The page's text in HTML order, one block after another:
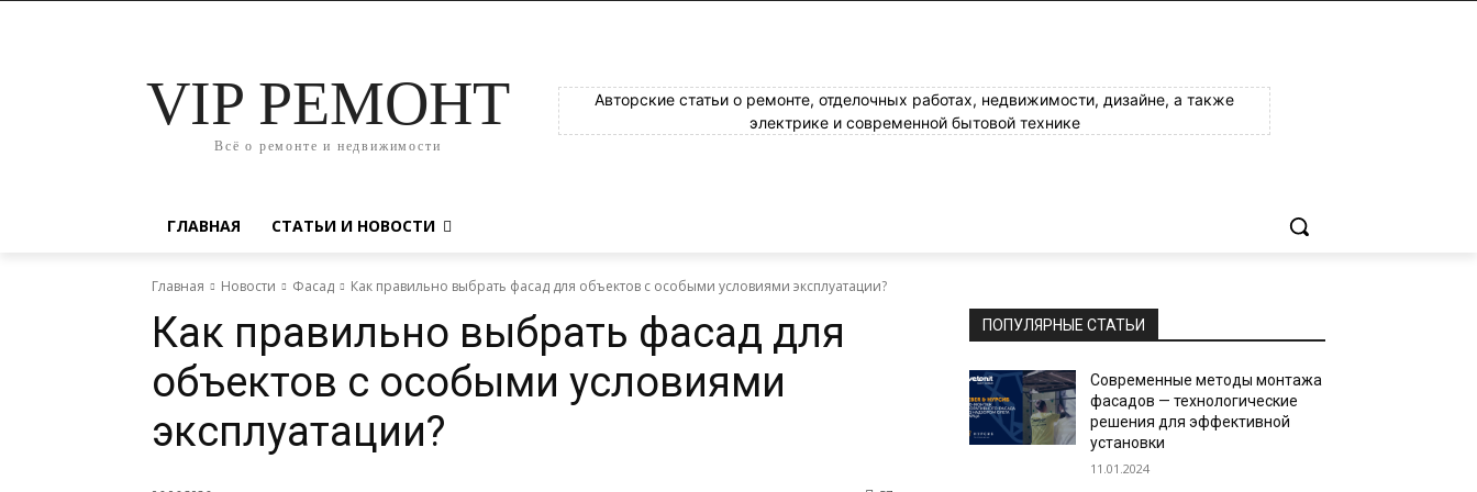
VIP РЕМОНТ
Всё о ремонте и недвижимости
Авторские статьи о ремонте, отделочных работах, недвижимости, дизайне, а также
электрике и современной бытовой технике
ГЛАВНАЯ СТАТЬИ И НОВОСТИ
Главная Новости Фасад Как правильно выбрать фасад для объектов с особыми условиями эксплуатации?
Как правильно выбрать фасад для
объектов с особыми условиями
эксплуатации?
ПОПУЛЯРНЫЕ СТАТЬИ
Современные методы монтажа
фасадов — технологические
решения для эффективной
установки
11.01.2024